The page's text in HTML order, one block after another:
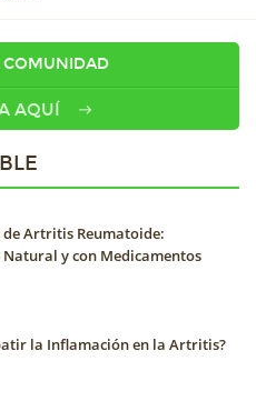
COMUNIDAD
AQUÍ
Artritis Reumatoide:
y con Medicamentos
la Inflamación en la Artritis?